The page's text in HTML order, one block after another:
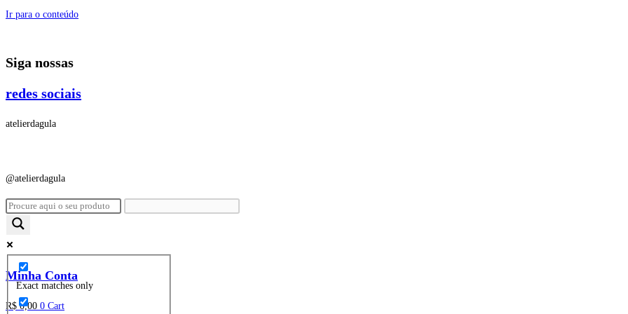
Ir para o conteúdo
Siga nossas
redes sociais
atelierdagula
@atelierdagula
Exact matches only
Minha Conta
R$ 0,00 0 Cart